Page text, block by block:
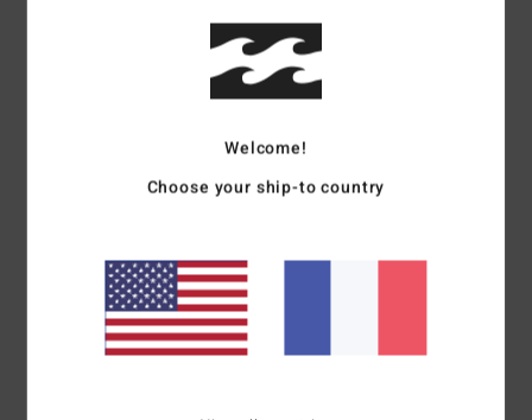
Bonnet à revers Marron Homme
Code couleur
Adventure Division
Matière tricot avec 60% de polyester recyclé et
coupe :Skull fit, une coupe ajustée
Modèle :Modèle à revers
Logo :étiquette avec logo
Welcome!
Choose your ship-to country